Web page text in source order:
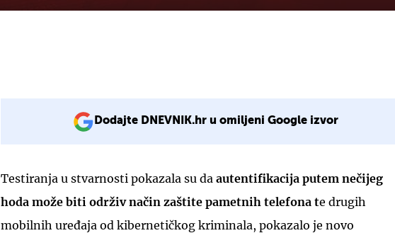
Dodajte DNEVNIK.hr u omiljeni Google izvor
Testiranja u stvarnosti pokazala su da autentifikacija putem nečijeg
hoda može biti održiv način zaštite pametnih telefona te drugih
mobilnih uređaja od kibernetičkog kriminala, pokazalo je novo